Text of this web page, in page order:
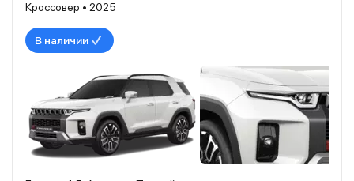
Кроссовер • 2025
В наличии